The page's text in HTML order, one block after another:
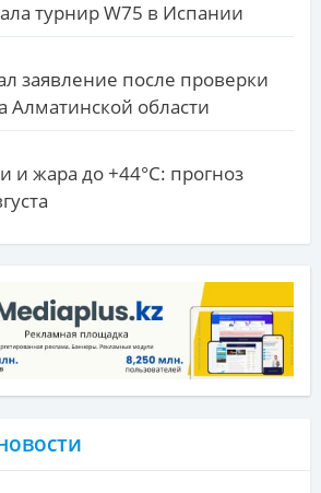
турнир W75 в Испании
заявление после проверки
Алматинской области
и жара до +44°С: прогноз